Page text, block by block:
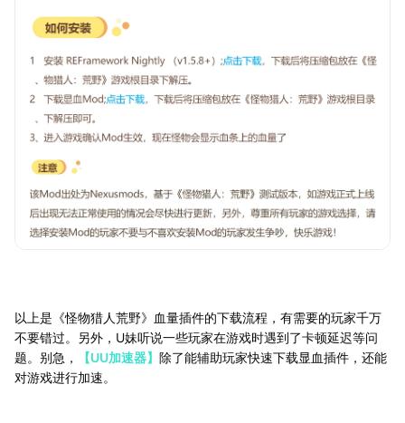
以上是《怪物猎人荒野》血量插件的下载流程，有需要的玩家千万
不要错过。另外，U妹听说一些玩家在游戏时遇到了卡顿延迟等问
题。别急，
【UU加速器】 除了能辅助玩家快速下载显血插件，还能
对游戏进行加速。